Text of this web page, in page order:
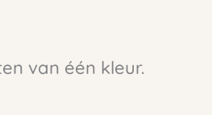
van één kleur.